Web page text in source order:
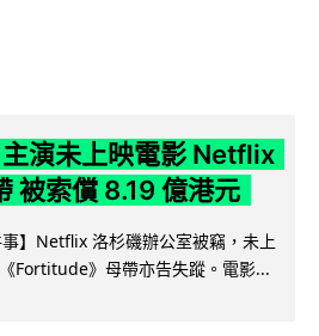
演未上映電影 Netflix
被索償 8.19 億港元
事】Netflix 洛杉磯辦公室被竊，未上
Fortitude》母帶亦告失蹤。電影...